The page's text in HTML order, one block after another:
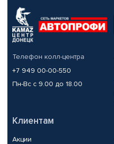
Телефон колл-центра
+7 949 00-00-550
Пн-Вс с 9.00 до 18.00
Клиентам
Акции